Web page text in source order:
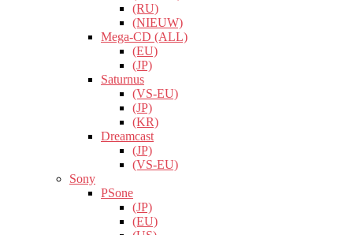
(RU)
(NIEUW)
Mega-CD (ALL)
(EU)
(JP)
Saturnus
(VS-EU)
(JP)
(KR)
Dreamcast
(JP)
(VS-EU)
Sony
PSone
(JP)
(EU)